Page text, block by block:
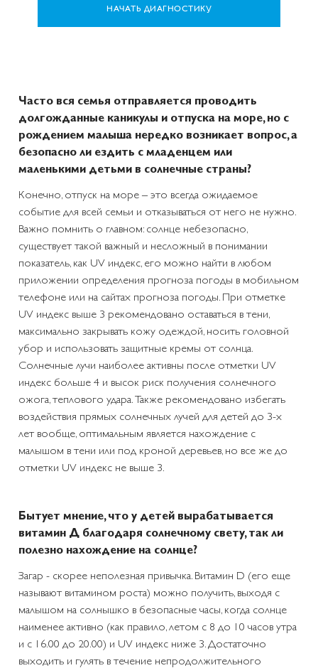
НАЧАТЬ ДИАГНОСТИКУ
Часто вся семья отправляется проводить
долгожданные каникулы и отпуска на море, но с
рождением малыша нередко возникает вопрос, а
безопасно ли ездить с младенцем или
маленькими детьми в солнечные страны?
Конечно, отпуск на море – это всегда ожидаемое
событие для всей семьи и отказываться от него не нужно.
Важно помнить о главном: солнце небезопасно,
существует такой важный и несложный в понимании
показатель, как UV индекс, его можно найти в любом
приложении определения прогноза погоды в мобильном
телефоне или на сайтах прогноза погоды. При отметке
UV индекс выше 3 рекомендовано оставаться в тени,
максимально закрывать кожу одеждой, носить головной
убор и использовать защитные кремы от солнца.
Солнечные лучи наиболее активны после отметки UV
индекс больше 4 и высок риск получения солнечного
ожога, теплового удара. Также рекомендовано избегать
воздействия прямых солнечных лучей для детей до 3-х
лет вообще, оптимальным является нахождение с
малышом в тени или под кроной деревьев, но все же до
отметки UV индекс не выше 3.
Бытует мнение, что у детей вырабатывается
витамин Д благодаря солнечному свету, так ли
полезно нахождение на солнце?
Загар - скорее неполезная привычка. Витамин D (его еще
называют витамином роста) можно получить, выходя с
малышом на солнышко в безопасные часы, когда солнце
наименее активно (как правило, летом с 8 до 10 часов утра
и с 16.00 до 20.00) и UV индекс ниже 3. Достаточно
выходить и гулять в течение непродолжительного